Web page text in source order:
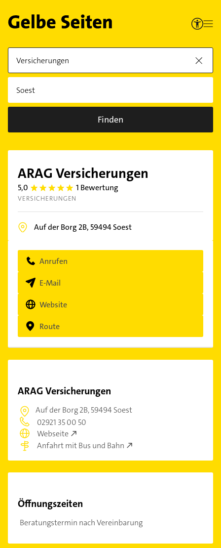
Finden
ARAG Versicherungen
5,0 5.0 1 Bewertung
VERSICHERUNGEN
Auf der Borg 2B, 59494Soest
Anrufen
E-Mail
Website
Route
ARAG Versicherungen
Auf der Borg 2B,59494 Soest
02921 35 00 50
Webseite
Anfahrt mit Bus und Bahn
Öffnungszeiten
Beratungstermin nach Vereinbarung